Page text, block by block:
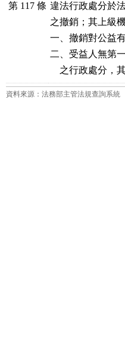
第 117 條 違法行政處分於
之撤銷；其上級
一、撤銷對公益
二、受益人無第
之行政處分
資料來源：法務部主管法規查詢系統